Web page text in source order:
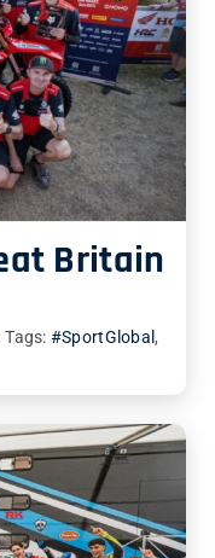
Britain
Tags: #SportGlobal,